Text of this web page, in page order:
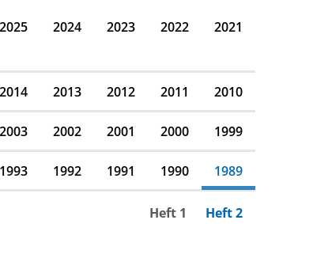
2025 2024 2023 2022 2021
2014 2013 2012 2011 2010
2003 2002 2001 2000 1999
1993 1992 1991 1990 1989
Heft 1 Heft 2